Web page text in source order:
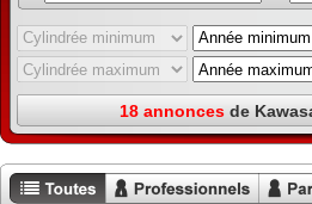
18 annonces de